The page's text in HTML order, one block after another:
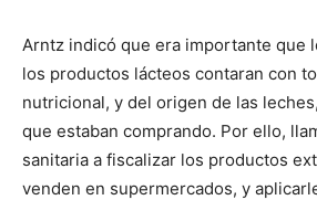
Arntz indicó que era importante que
los productos lácteos contaran con
nutricional, y del origen de las
que estaban comprando. Por ello,
sanitaria a fiscalizar los productos
venden en supermercados, y